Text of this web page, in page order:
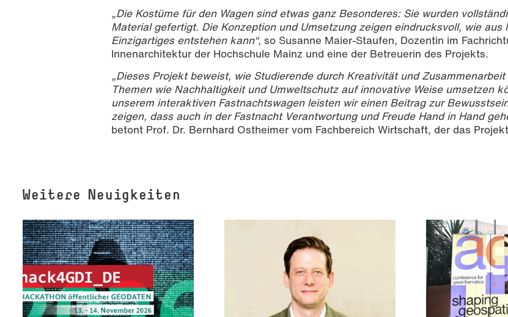
„Die Kostüme für den Wagen sind etwas ganz Besonderes: Sie wurden
Material gefertigt. Die Konzeption und Umsetzung zeigen eindrucksvoll, wie aus
Einzigartiges entstehen kann“, so Susanne Maier-Staufen, Dozentin im
Innenarchitektur der Hochschule Mainz und eine der Betreuerin des Projekts.
„Dieses Projekt beweist, wie Studierende durch Kreativität und Zusammenarbeit
Themen wie Nachhaltigkeit und Umweltschutz auf innovative Weise umsetzen
unserem interaktiven Fastnachtswagen leisten wir einen Beitrag zur
zeigen, dass auch in der Fastnacht Verantwortung und Freude Hand in Hand
betont Prof. Dr. Bernhard Ostheimer vom Fachbereich Wirtschaft, der das
Weitere Neuigkeiten